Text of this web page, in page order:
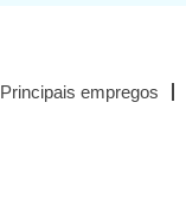
Principais empregos